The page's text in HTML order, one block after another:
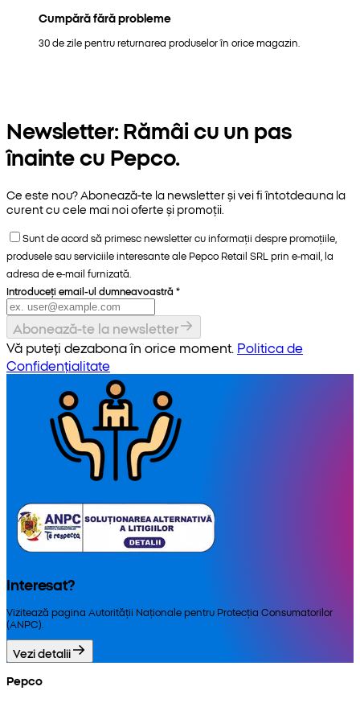
Cumpără fără probleme
30 de zile pentru returnarea produselor în orice magazin.
Newsletter: Rămâi cu un pas
înainte cu Pepco.
Ce este nou? Abonează-te la newsletter și vei fi întotdeauna la
curent cu cele mai noi oferte și promoții.
Sunt de acord să primesc newsletter cu informații despre promoțiile,
produsele sau serviciile interesante ale Pepco Retail SRL prin e-mail, la
adresa de e-mail furnizată.
Introduceți email-ul dumneavoastră *
Abonează-te la newsletter
Vă puteți dezabona în orice moment. Politica de
Confidențialitate
Interesat?
Vizitează pagina Autorității Naționale pentru Protecția Consumatorilor
(ANPC).
Vezi detalii
Pepco